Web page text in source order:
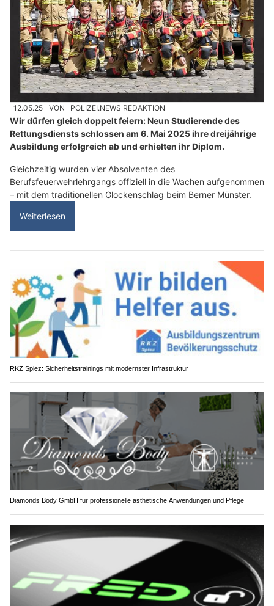
12.05.25 VON POLIZEI.NEWS REDAKTION
Wir dürfen gleich doppelt feiern: Neun Studierende des
Rettungsdiensts schlossen am 6. Mai 2025 ihre dreijährige
Ausbildung erfolgreich ab und erhielten ihr Diplom.
Gleichzeitig wurden vier Absolventen des
Berufsfeuerwehrlehrgangs offiziell in die Wachen aufgenommen
– mit dem traditionellen Glockenschlag beim Berner Münster.
Weiterlesen
RKZ Spiez: Sicherheitstrainings mit modernster Infrastruktur
Diamonds Body GmbH für professionelle ästhetische Anwendungen und Pflege